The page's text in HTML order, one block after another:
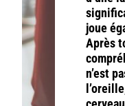
joue
Après
n’est